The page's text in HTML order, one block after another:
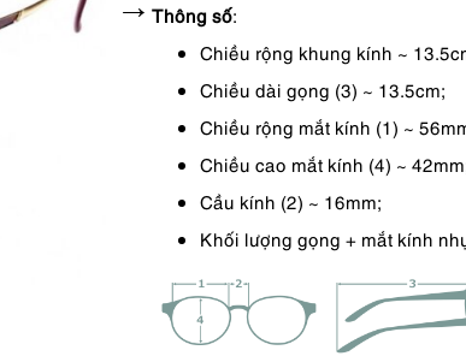
Thông số:
Chiều rộng khung kính ~
Chiều dài gọng (3) ~ 13.5cm;
Chiều rộng mắt kính (1) ~
Chiều cao mắt kính (4) ~
Cầu kính (2) ~ 16mm;
Khối lượng gọng + mắt kính